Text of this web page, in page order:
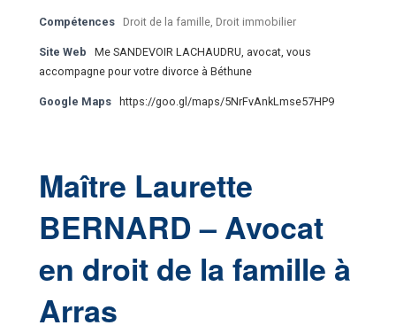
Compétences Droit de la famille, Droit immobilier
Site Web
Me SANDEVOIR LACHAUDRU, avocat, vous
accompagne pour votre divorce à Béthune
Google Maps https://goo.gl/maps/5NrFvAnkLmse57HP9
Maître Laurette
BERNARD – Avocat
en droit de la famille à
Arras